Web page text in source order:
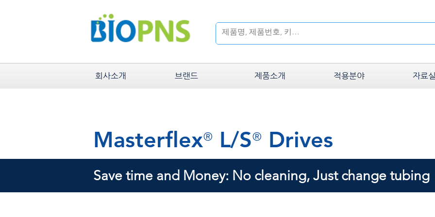
회사소개 브랜드 제품소개 적용분야 자료실
Masterflex® L/S® Drives
Save time and Money: No cleaning, Just change tubing